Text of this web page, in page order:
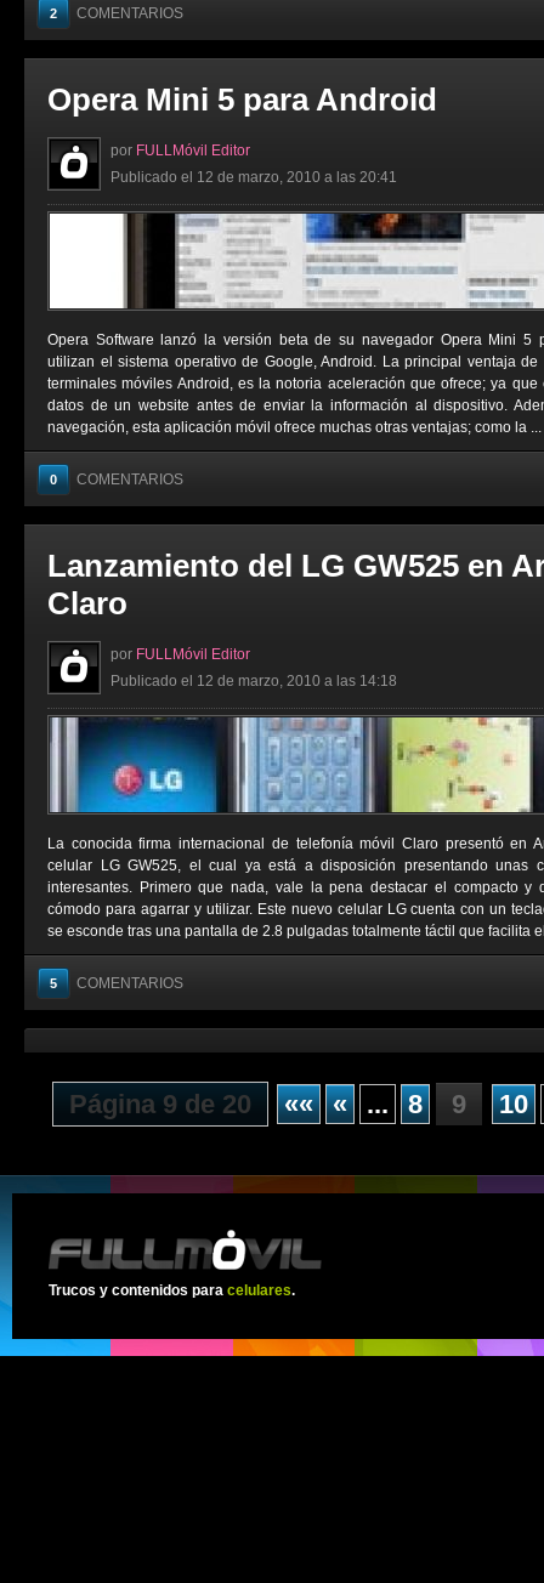
2 COMENTARIOS
Opera Mini 5 para Android
por FULLMóvil Editor
Publicado el 12 de marzo, 2010 a las 20:41
Opera Software lanzó la versión beta de su navegador Opera Mini 5
utilizan el sistema operativo de Google, Android. La principal ventaja
terminales móviles Android, es la notoria aceleración que ofrece; ya
datos de un website antes de enviar la información al dispositivo.
navegación, esta aplicación móvil ofrece muchas otras ventajas; como la ...
0 COMENTARIOS
Lanzamiento del LG GW525 en
Claro
por FULLMóvil Editor
Publicado el 12 de marzo, 2010 a las 14:18
La conocida firma internacional de telefonía móvil Claro presentó en
celular LG GW525, el cual ya está a disposición presentando unas
interesantes. Primero que nada, vale la pena destacar el compacto y
cómodo para agarrar y utilizar. Este nuevo celular LG cuenta con un
se esconde tras una pantalla de 2.8 pulgadas totalmente táctil que facilita
5 COMENTARIOS
Página 9 de 20 «« « ... 8 9 10
Trucos y contenidos para celulares.